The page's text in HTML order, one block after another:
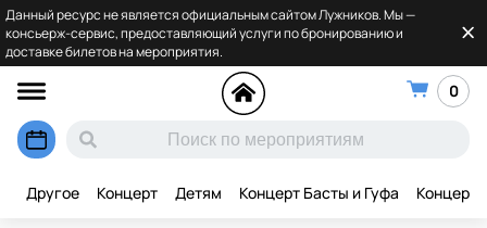
Данный ресурс не является официальным сайтом Лужников. Мы —
консьерж-сервис, предоставляющий услуги по бронированию и
доставке билетов на мероприятия.
0
Другое Концерт Детям Концерт Басты и Гуфа Концерт